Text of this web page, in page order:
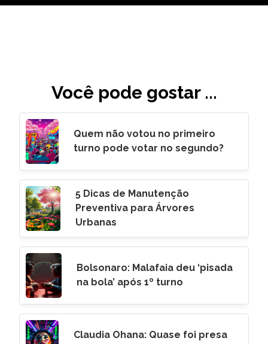
Você pode gostar ...
Quem não votou no primeiro
turno pode votar no segundo?
5 Dicas de Manutenção
Preventiva para Árvores
Urbanas
Bolsonaro: Malafaia deu ‘pisada
na bola’ após 1º turno
Claudia Ohana: Quase foi presa